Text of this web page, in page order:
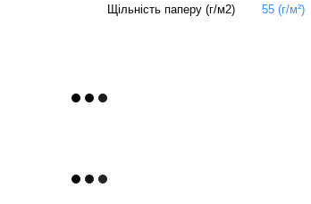
Щільність паперу (г/м2)
55 (г/м²)